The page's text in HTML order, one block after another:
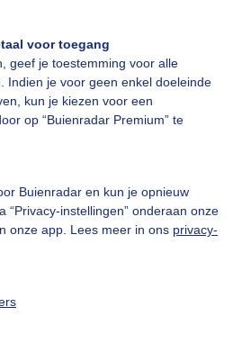
voor toegang
geef je toestemming voor alle
Indien je voor geen enkel doeleinde
kun je kiezen voor een
op “Buienradar Premium” te
Buienradar en kun je opnieuw
“Privacy-instellingen” onderaan onze
onze app. Lees meer in ons privacy-